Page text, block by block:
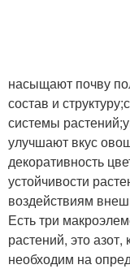
насыщают почву
состав и
системы
улучшают вкус
декоративность
устойчивости
воздействиям
Есть три
растений, это
необходим на